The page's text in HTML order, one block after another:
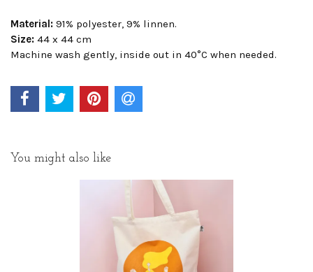
Material: 91% polyester, 9% linnen.
Size: 44 x 44 cm
Machine wash gently, inside out in 40°C when needed.
You might also like